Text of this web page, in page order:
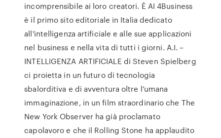
incomprensibile ai loro creatori. È AI 4Business
è il primo sito editoriale in Italia dedicato
all'intelligenza artificiale e alle sue applicazioni
nel business e nella vita di tutti i giorni. A.I. –
INTELLIGENZA ARTIFICIALE di Steven Spielberg
ci proietta in un futuro di tecnologia
sbalorditiva e di avventura oltre l’umana
immaginazione, in un film straordinario che The
New York Observer ha già proclamato
capolavoro e che il Rolling Stone ha applaudito